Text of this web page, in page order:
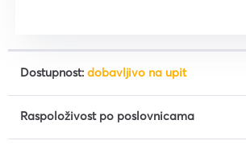
Dostupnost: dobavljivo na upit
Raspoloživost po poslovnicama